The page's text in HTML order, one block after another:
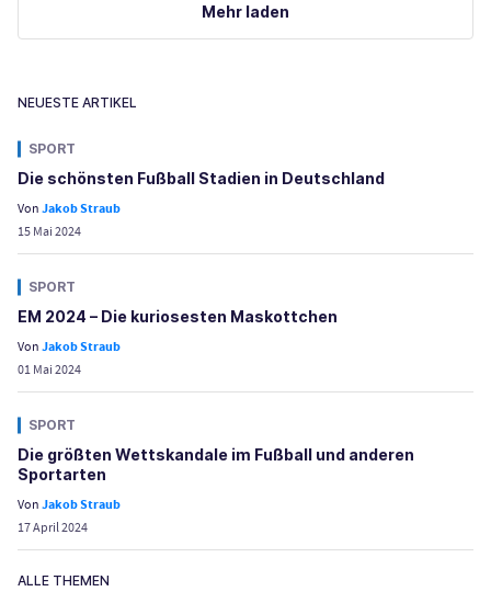
Mehr laden
NEUESTE ARTIKEL
SPORT
Die schönsten Fußball Stadien in Deutschland
VonJakob Straub
15 Mai 2024
SPORT
EM 2024 – Die kuriosesten Maskottchen
VonJakob Straub
01 Mai 2024
SPORT
Die größten Wettskandale im Fußball und anderen
Sportarten
VonJakob Straub
17 April 2024
ALLE THEMEN